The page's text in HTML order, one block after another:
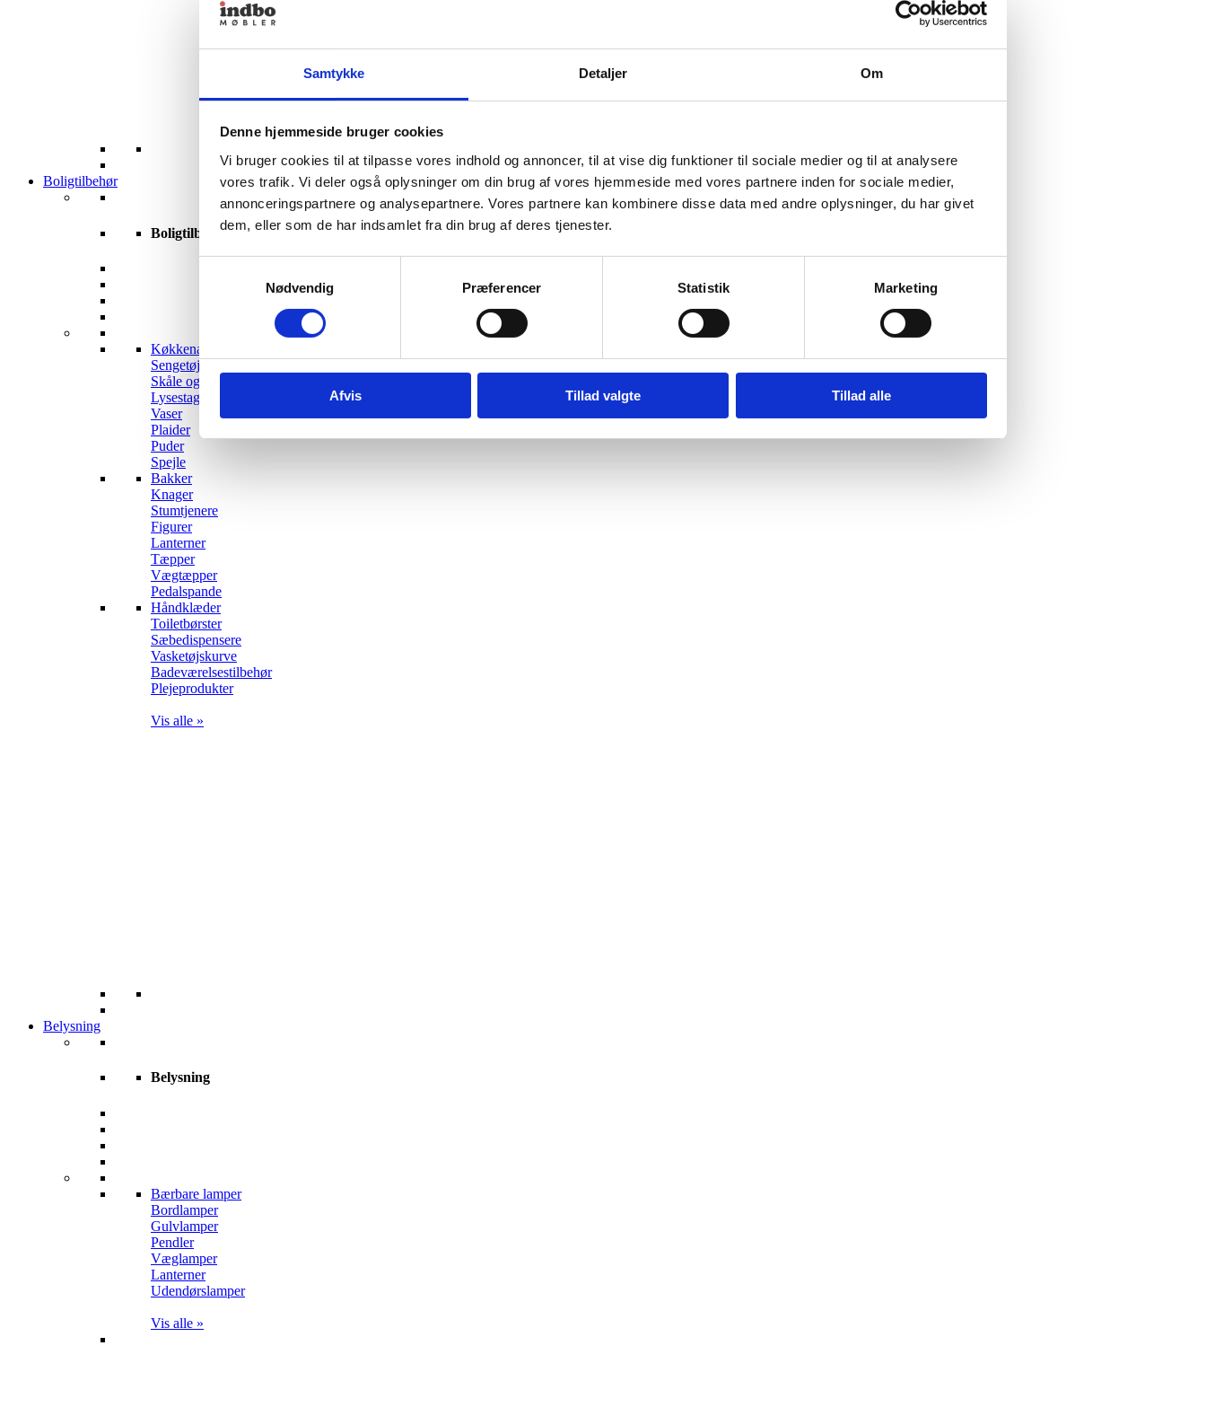
Samtykke Detaljer Om
Denne hjemmeside bruger cookies
Vi bruger cookies til at tilpasse vores indhold og annoncer, til at vise dig funktioner til sociale medier og til at analysere
vores trafik. Vi deler også oplysninger om din brug af vores hjemmeside med vores partnere inden for sociale medier,
annonceringspartnere og analysepartnere. Vores partnere kan kombinere disse data med andre oplysninger, du har givet
dem, eller som de har indsamlet fra din brug af deres tjenester.
Nødvendig
Præferencer Statistik Marketing
Afvis Tillad valgte Tillad alle
Boligtilbehør
Boligtilbehør
Køkkenartikler
Sengetøj
Skåle og fade
Lysestager og lys
Vaser
Plaider
Puder
Spejle
Bakker
Knager
Stumtjenere
Figurer
Lanterner
Tæpper
Vægtæpper
Pedalspande
Håndklæder
Toiletbørster
Sæbedispensere
Vasketøjskurve
Badeværelsestilbehør
Plejeprodukter
Vis alle »
Belysning
Belysning
Bærbare lamper
Bordlamper
Gulvlamper
Pendler
Væglamper
Lanterner
Udendørslamper
Vis alle »